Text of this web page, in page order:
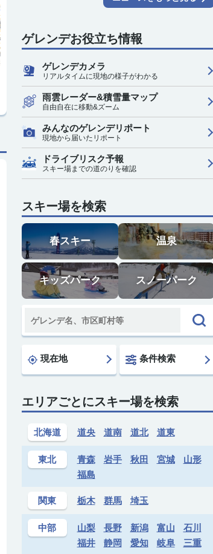
ゲレンデお役立ち情報
ゲレンデカメラ
リアルタイムに現地の様子がわかる
雨雲レーダー&積雪量マップ
自由自在に移動&ズーム
みんなのゲレンデリポート
現地から届いたリポート
ドライブリスク予報
スキー場までの道のりを確認
スキー場を検索
春スキー 温泉
キッズパーク スノーパーク
現在地 条件検索
エリアごとにスキー場を検索
北海道 道央 道南 道北 道東
東北 青森 岩手 秋田 宮城
山形
福島
関東 栃木 群馬 埼玉
中部 山梨 長野 新潟 富山
石川
福井
静岡 愛知 岐阜 三重